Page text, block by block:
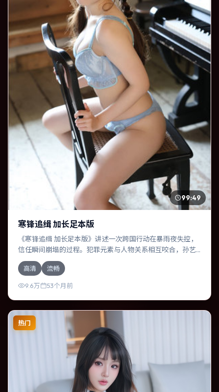
99:49
寒锋追缉 加长足本版
《寒锋追缉 加长足本版》讲述一次跨国行动在暴雨夜失控，
信任瞬间崩塌的过程。犯罪元素与人物关系相互咬合，孙艺
珍、裴斗娜的对手戏尤为出彩。导演徐克善于在长镜头中积
蓄张力，本片亦在澳大利亚实地取景，增强真实质感。
高清 流畅
9.6万 53个月前
热门